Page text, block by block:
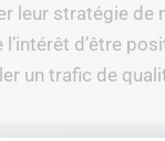
leur stratégie de
d’être
un trafic de